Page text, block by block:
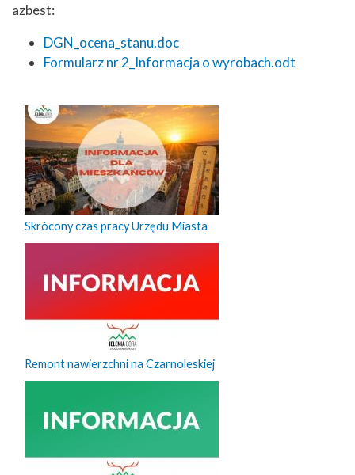
azbest:
DGN_ocena_stanu.doc
Formularz nr 2_Informacja o wyrobach.odt
Skrócony czas pracy Urzędu Miasta
Remont nawierzchni na Czarnoleskiej